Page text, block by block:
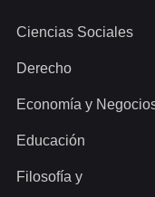
Ciencias Sociales
Derecho
Economía y
Educación
Filosofía y